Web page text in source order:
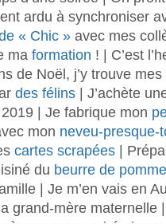
ardu à synchroniser
« Chic » avec mes
ma formation ! | C’est
de Noël, j’y trouve
des félins | J’achète
| Je fabrique mon
mon neveu-presque-
cartes scrapées |
du beurre de
| Je m’en vais en
grand-mère maternelle